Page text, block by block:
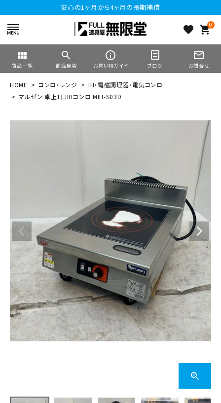
安心の1ヶ月から4ヶ月の長期補償
favorite 0
shopping_cart
view_module
商品一覧
search
商品検索
info_outline
お買い物ガイド ブログ
mail_outline
お問合せ
HOME コンロ・レンジ
IH・電磁調理器・電気コンロ
マルゼン 卓上1口IHコンロ MIH-S03D